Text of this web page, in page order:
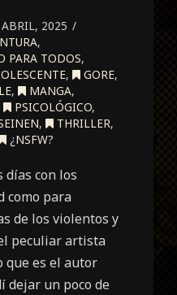
2025
,
PARA TODOS,
, GORE,
, MANGA,
PSICOLÓGICO,
, THRILLER,
¿NSFW?
días con los
como para
de los violentos y
peculiar artista
que es el autor
dejar un poco de